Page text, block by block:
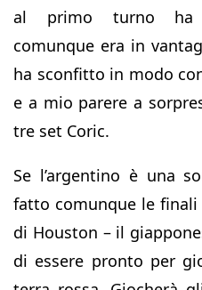
al primo turno ha
comunque era in
ha sconfitto in modo
e a mio parere a
tre set Coric.
Se l’argentino è una
fatto comunque le
di Houston – il
di essere pronto per